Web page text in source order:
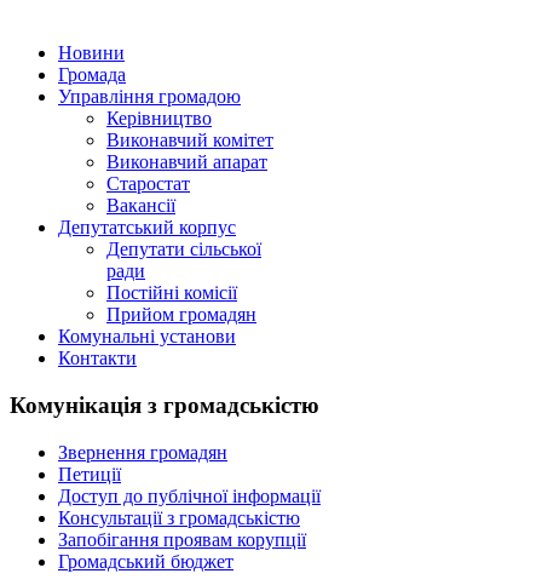
Новини
Громада
Управління громадою
Керівництво
Виконавчий комітет
Виконавчий апарат
Старостат
Вакансії
Депутатський корпус
Депутати сільської
ради
Постійні комісії
Прийом громадян
Комунальні установи
Контакти
Комунікація з громадськістю
Звернення громадян
Петиції
Доступ до публічної інформації
Консультації з громадськістю
Запобігання проявам корупції
Громадський бюджет